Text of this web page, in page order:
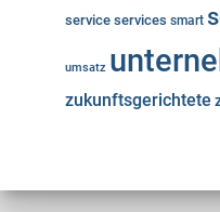
service services smart
umsatz
zukunftsgerichtete